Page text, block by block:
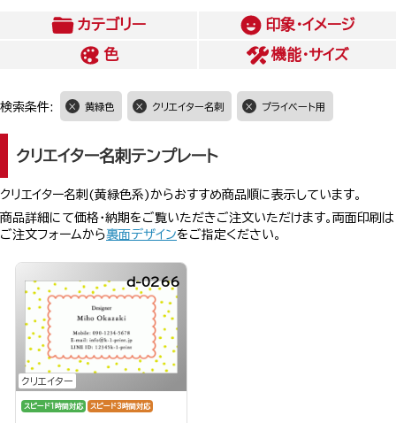
カテゴリー
印象・イメージ
色
機能・サイズ
検索条件: 黄緑色 クリエイター名刺 プライベート用
クリエイター名刺テンプレート
クリエイター名刺(黄緑色系)からおすすめ商品順に表示しています。
商品詳細にて価格・納期をご覧いただきご注文いただけます。両面印刷は
ご注文フォームから裏面デザインをご指定ください。
クリエイター
d-0266
スピード1時間対応 スピード3時間対応